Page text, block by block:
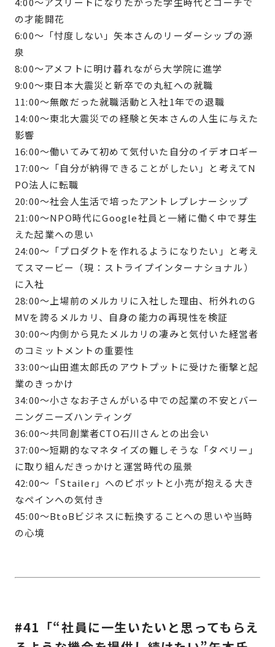
の才能開花
6:00〜「忖度しない」矢本さんのリーダーシップの源
泉
8:00〜アメフトに明け暮れながら大学院に進学
9:00〜東日本大震災と新卒での丸紅への就職
11:00〜無敵だった就職活動と入社1年での退職
14:00〜東北大震災での経験と矢本さんの人生に与えた
影響
16:00〜働いてみて初めて気付いた自分のイデオロギー
17:00〜「自分が納得できることがしたい」と考えてN
PO法人に転職
20:00〜社会人生活で培ったアントレプレナーシップ
21:00〜NPO時代にGoogle社員と一緒に働く中で芽生
えた起業への思い
24:00〜「プロダクトを作れるようになりたい」と考え
てスマービー（現：ストライプインターナショナル）
に入社
28:00〜上場前のメルカリに入社した理由、桁外れのG
MVを誇るメルカリ、自身の能力の再現性を検証
30:00〜内側から見たメルカリの凄みと気付いた経営者
のコミットメントの重要性
33:00〜山田進太郎氏のアウトプットに受けた衝撃と起
業のきっかけ
34:00〜小さなお子さんがいる中での起業の不安とバー
ニングニーズハンティング
36:00〜共同創業者CTO石川さんとの出会い
37:00〜短期的なマネタイズの難しそうな「タベリー」
に取り組んだきっかけと運営時代の風景
42:00〜「Stailer」へのピボットと小売が抱える大き
なペインへの気付き
45:00〜BtoBビジネスに転換することへの思いや当時
の心境
#41「“社員に一生いたいと思ってもらえ